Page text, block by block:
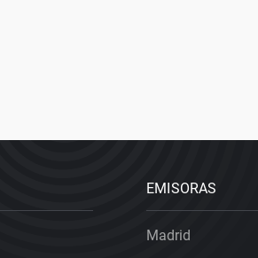
EMISORAS
Madrid